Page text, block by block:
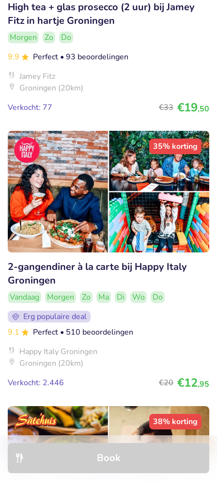
Book
High tea + glas prosecco (2 uur) bij Jamey
Fitz in hartje Groningen
Morgen Zo
Do
9.9
Perfect • 93 beoordelingen
Jamey Fitz
Groningen (20km)
Verkocht: 77
€33 €19,50
35% korting
2-gangendiner à la carte bij Happy Italy
Groningen
Vandaag Morgen Zo Ma Di Wo
Do
Erg populaire deal
9.1
Perfect • 510 beoordelingen
Happy Italy Groningen
Groningen (20km)
Verkocht: 2.446
€20 €12,95
38% korting